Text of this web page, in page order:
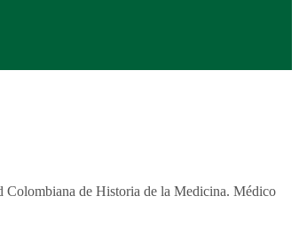
Colombiana de Historia de la Medicina. Médico